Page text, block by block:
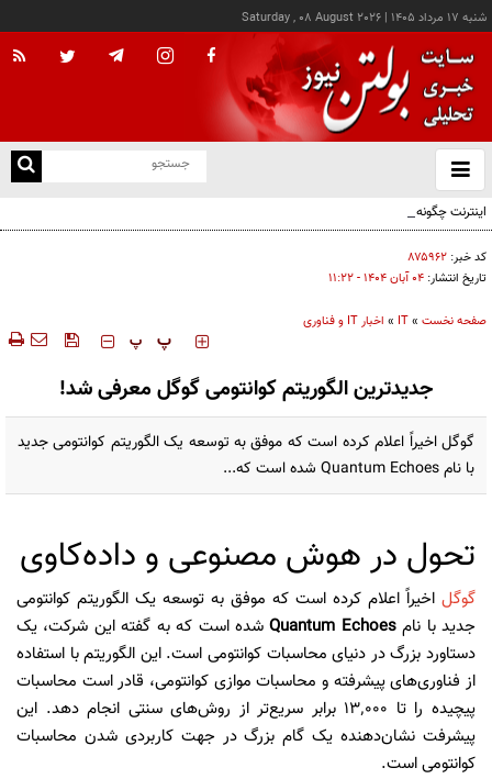
شنبه ۱۷ مرداد ۱۴۰۵ |
Saturday , 08 August 2026
باز
و
اینترنت چگونه مفهوم کودکی را دگرگون کرد؟
کد خبر: ۸۷۵۹۶۲
تاریخ انتشار: ۰۴ آبان ۱۴۰۴ - ۱۱:۲۲
صفحه نخست »
IT
» اخبار IT و فناوری
‍‍‍ پ پ
جدیدترین الگوریتم کوانتومی گوگل معرفی شد!
گوگل اخیراً اعلام کرده است که موفق به توسعه یک الگوریتم کوانتومی جدید
با نام Quantum Echoes شده است که...
تحول در هوش مصنوعی و داده‌کاوی
گوگل اخیراً اعلام کرده است که موفق به توسعه یک الگوریتم کوانتومی
جدید با نامQuantum Echoesشده است که به گفته این شرکت، یک
دستاورد بزرگ در دنیای محاسبات کوانتومی است. این الگوریتم با استفاده
از فناوری‌های پیشرفته و محاسبات موازی کوانتومی، قادر است محاسبات
پیچیده را تا ۱۳٬۰۰۰ برابر سریع‌تر از روش‌های سنتی انجام دهد. این
پیشرفت نشان‌دهنده یک گام بزرگ در جهت کاربردی شدن محاسبات
کوانتومی است.